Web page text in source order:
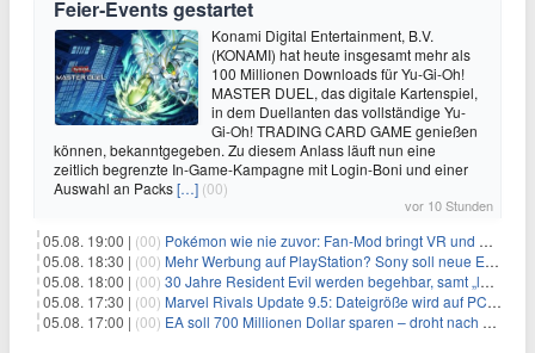
Feier‑Events gestartet
Konami Digital Entertainment, B.V.
(KONAMI) hat heute insgesamt mehr als
100 Millionen Downloads für Yu-Gi-Oh!
MASTER DUEL, das digitale Kartenspiel,
in dem Duellanten das vollständige Yu-
Gi-Oh! TRADING CARD GAME genießen
können, bekanntgegeben. Zu diesem Anlass läuft nun eine
zeitlich begrenzte In-Game-Kampagne mit Login-Boni und einer
Auswahl an Packs[…] (00)
vor 10 Stunden
05.08. 19:00 | (00) Pokémon wie nie zuvor: Fan-Mod bringt VR und Ego-Perspektive nach Kanto
05.08. 18:30 | (00) Mehr Werbung auf PlayStation? Sony soll neue Einnahmequellen prüfen
05.08. 18:00 | (00) 30 Jahre Resident Evil werden begehbar, samt „lebensgroßem Leon“
05.08. 17:30 | (00) Marvel Rivals Update 9.5: Dateigröße wird auf PC und Konsolen deutlich reduziert
05.08. 17:00 | (00) EA soll 700 Millionen Dollar sparen – droht nach der Übernahme die nächste Entlassungswelle?